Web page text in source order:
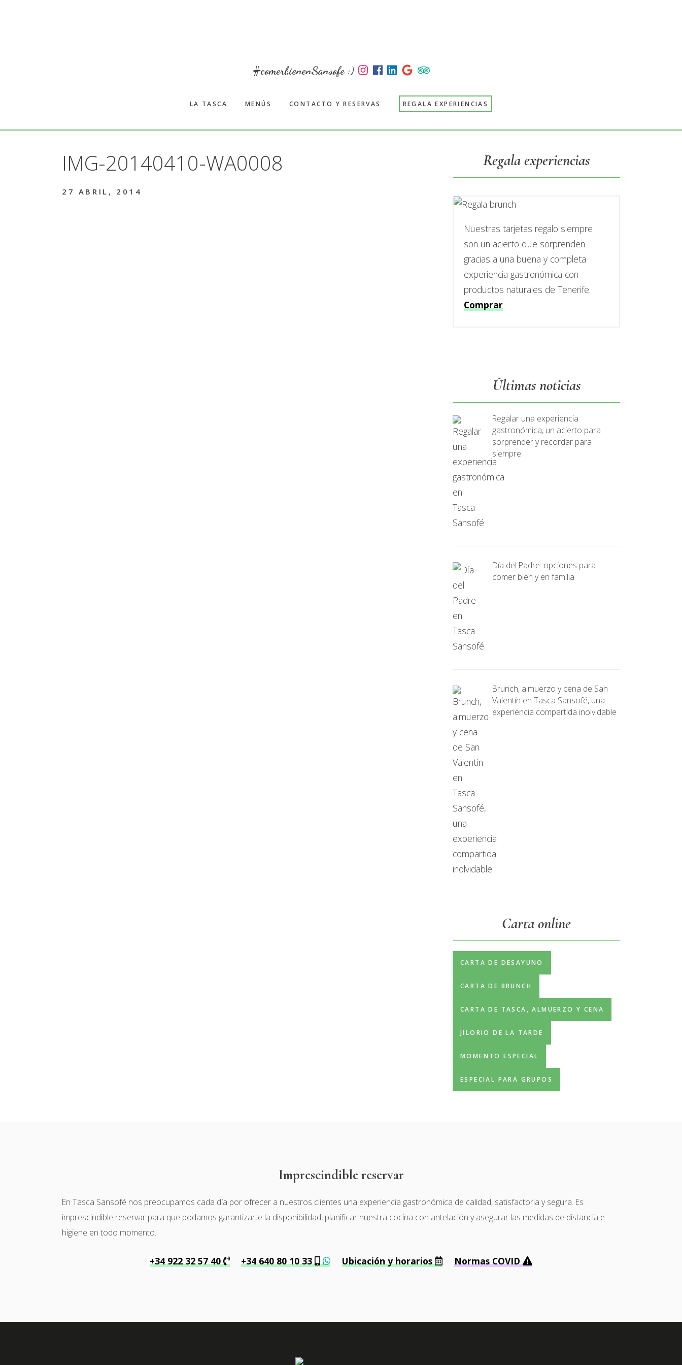
#comerbienenSansofe :)
LA TASCA MENÚS CONTACTO Y RESERVAS REGALA EXPERIENCIAS
IMG-20140410-WA0008
27 ABRIL, 2014
Primary
Sidebar
Regala experiencias
Nuestras tarjetas regalo siempre
son un acierto que sorprenden
gracias a una buena y completa
experiencia gastronómica con
productos naturales de Tenerife.
Comprar
Últimas noticias
Regalar una experiencia
gastronómica, un acierto para
sorprender y recordar para
siempre
Día del Padre: opciones para
comer bien y en familia
Brunch, almuerzo y cena de San
Valentín en Tasca Sansofé, una
experiencia compartida inolvidable
Carta online
CARTA DE DESAYUNO
CARTA DE BRUNCH
CARTA DE TASCA, ALMUERZO Y CENA
JILORIO DE LA TARDE
MOMENTO ESPECIAL
ESPECIAL PARA GRUPOS
Imprescindible reservar
En Tasca Sansofé nos preocupamos cada día por ofrecer a nuestros clientes una experiencia gastronómica de calidad, satisfactoria y segura. Es
imprescindible reservar para que podamos garantizarte la disponibilidad, planificar nuestra cocina con antelación y asegurar las medidas de distancia e
higiene en todo momento.
+34 922 32 57 40 +34 640 80 10 33 Ubicación y horarios Normas COVID